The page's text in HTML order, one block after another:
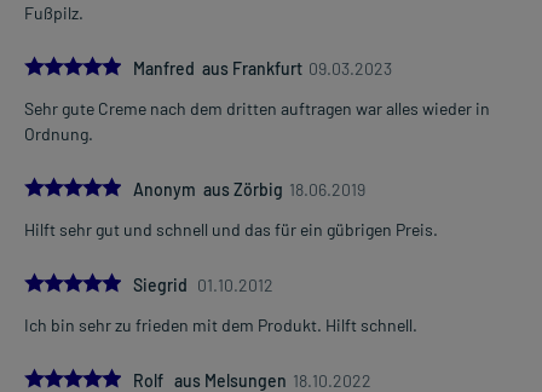
Fußpilz.
5.0
Manfred aus Frankfurt 09.03.2023
Sehr gute Creme nach dem dritten auftragen war alles wieder in
Ordnung.
5.0Anonym aus Zörbig 18.06.2019
Hilft sehr gut und schnell und das für ein gübrigen Preis.
5.0
Siegrid 01.10.2012
Ich bin sehr zu frieden mit dem Produkt. Hilft schnell.
5.0
Rolf aus Melsungen 18.10.2022